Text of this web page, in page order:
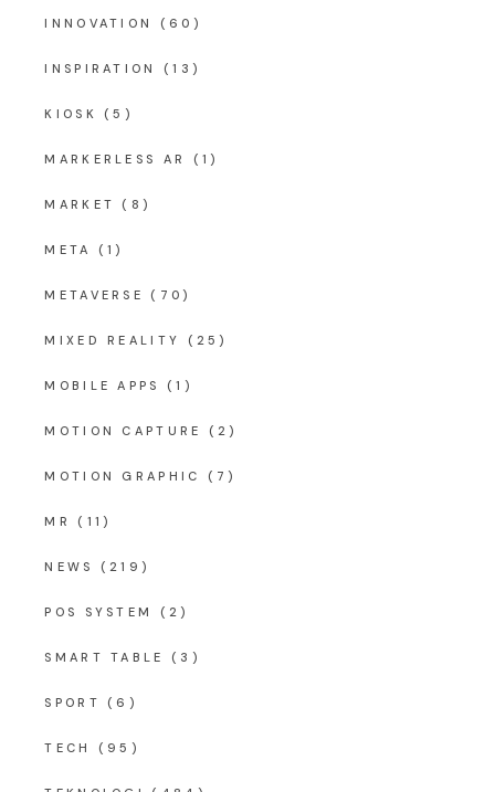
INNOVATION (60)
INSPIRATION (13)
KIOSK (5)
MARKERLESS AR (1)
MARKET (8)
META (1)
METAVERSE (70)
MIXED REALITY (25)
MOBILE APPS (1)
MOTION CAPTURE (2)
MOTION GRAPHIC (7)
MR (11)
NEWS (219)
POS SYSTEM (2)
SMART TABLE (3)
SPORT (6)
TECH (95)